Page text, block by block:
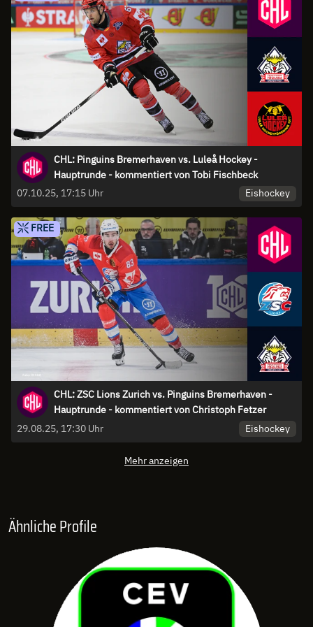
CHL: Pinguins Bremerhaven vs. Luleå Hockey -
Hauptrunde - kommentiert von Tobi Fischbeck
07.10.25, 17:15 Uhr
Eishockey
FREE
CHL: ZSC Lions Zurich vs. Pinguins Bremerhaven -
Hauptrunde - kommentiert von Christoph Fetzer
29.08.25, 17:30 Uhr
Eishockey
Mehr anzeigen
Ähnliche Profile